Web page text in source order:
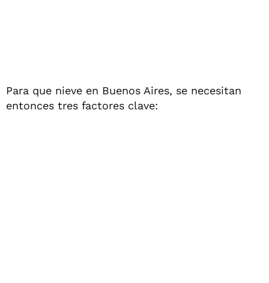
Para que nieve en Buenos Aires, se necesitan
entonces tres factores clave: